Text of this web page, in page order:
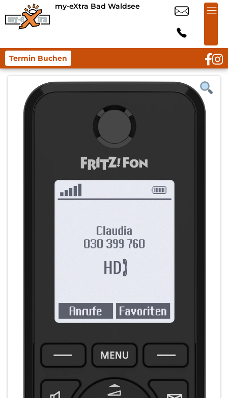
my-eXtra Bad Waldsee
Termin Buchen